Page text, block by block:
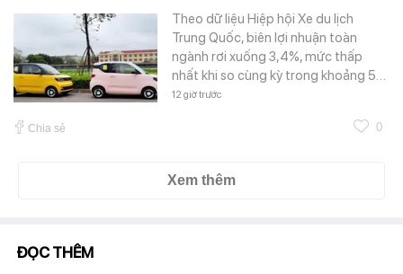
Theo dữ liệu Hiệp hội Xe du lịch
Trung Quốc, biên lợi nhuận toàn
ngành rơi xuống 3,4%, mức thấp
nhất khi so cùng kỳ trong khoảng 5…
12 giờ trước
Chia sẻ 0
Xem thêm
ĐỌC THÊM